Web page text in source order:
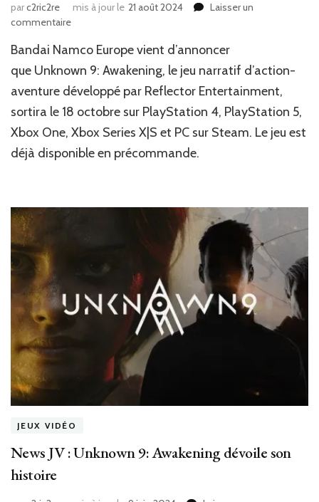
parc2ric2re mis à jour le 21 août 2024
Laisser un
commentairesur
JV
:
9:
Awakening
daté
Bandai Namco Europe vient d’annoncer
que Unknown 9: Awakening, le jeu narratif d’action-
aventure développé par Reflector Entertainment,
sortira le 18 octobre sur PlayStation 4, PlayStation 5,
Xbox One, Xbox Series X|S et PC sur Steam. Le jeu est
déjà disponible en précommande.
JEUX VIDÉO
News JV : Unknown 9: Awakening dévoile son
histoire